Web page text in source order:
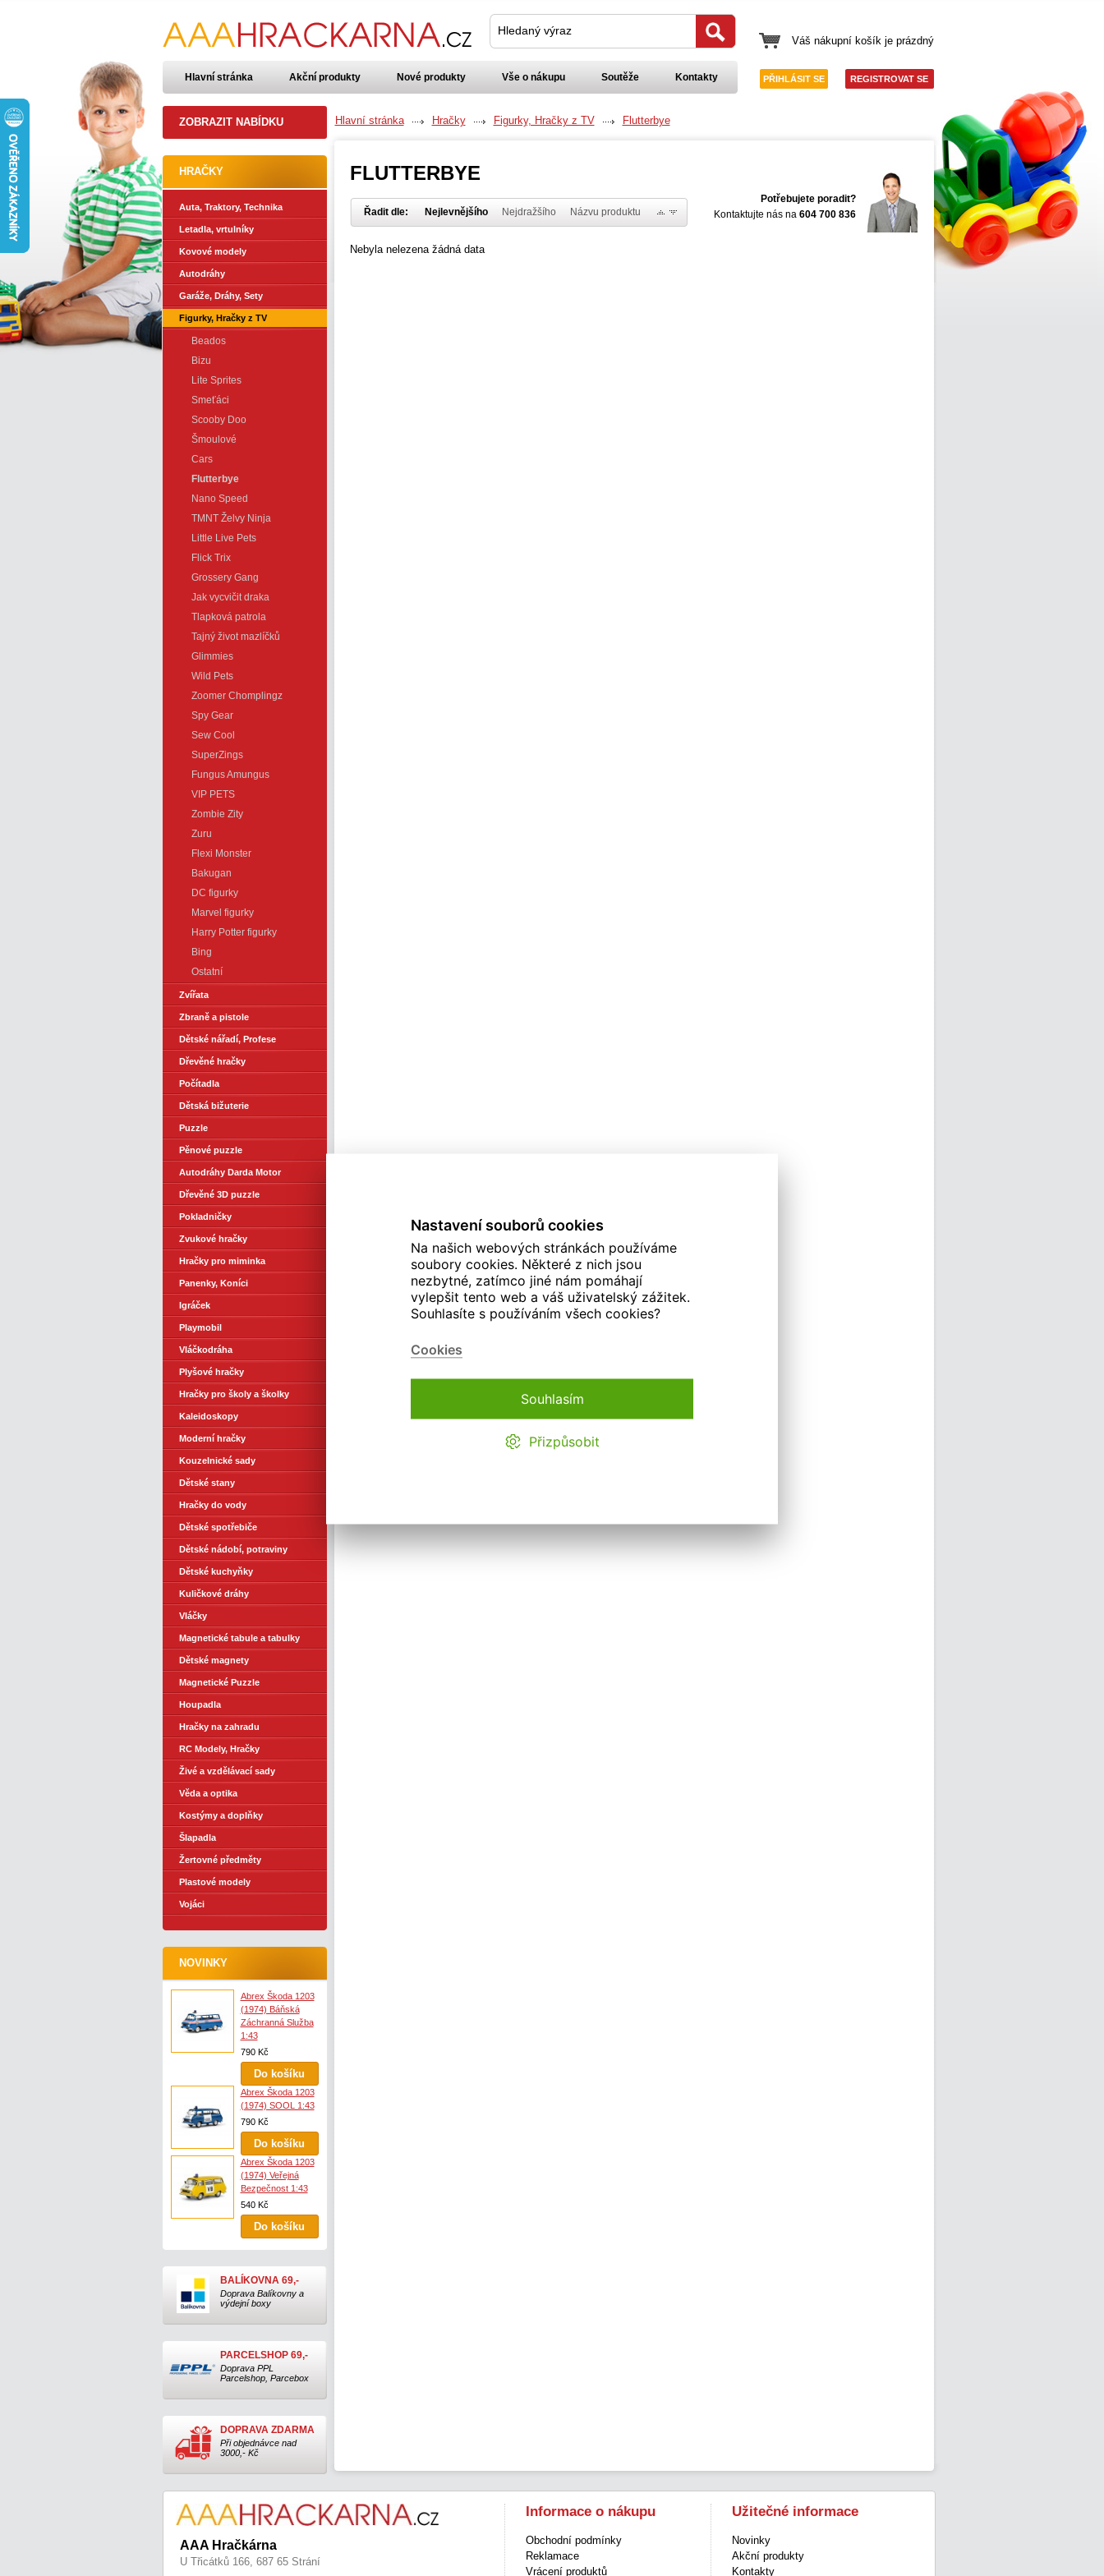
Hledaný výraz
Váš nákupní košík je prázdný
Hlavní stránka Akční produkty Nové produkty Vše o nákupu Soutěže Kontakty PŘIHLÁSIT SE REGISTROVAT SE
ZOBRAZIT NABÍDKU
HRAČKY
Auta, Traktory, Technika
Letadla, vrtulníky
Kovové modely
Autodráhy
Garáže, Dráhy, Sety
Figurky, Hračky z TV
Beados
Bizu
Lite Sprites
Smeťáci
Scooby Doo
Šmoulové
Cars
Flutterbye
Nano Speed
TMNT Želvy Ninja
Little Live Pets
Flick Trix
Grossery Gang
Jak vycvičit draka
Tlapková patrola
Tajný život mazlíčků
Glimmies
Wild Pets
Zoomer Chomplingz
Spy Gear
Sew Cool
SuperZings
Fungus Amungus
VIP PETS
Zombie Zity
Zuru
Flexi Monster
Bakugan
DC figurky
Marvel figurky
Harry Potter figurky
Bing
Ostatní
Zvířata
Zbraně a pistole
Dětské nářadí, Profese
Dřevěné hračky
Počítadla
Dětská bižuterie
Puzzle
Pěnové puzzle
Autodráhy Darda Motor
Dřevěné 3D puzzle
Pokladničky
Zvukové hračky
Hračky pro miminka
Panenky, Koníci
Igráček
Playmobil
Vláčkodráha
Plyšové hračky
Hračky pro školy a školky
Kaleidoskopy
Moderní hračky
Kouzelnické sady
Dětské stany
Hračky do vody
Dětské spotřebiče
Dětské nádobí, potraviny
Dětské kuchyňky
Kuličkové dráhy
Vláčky
Magnetické tabule a tabulky
Dětské magnety
Magnetické Puzzle
Houpadla
Hračky na zahradu
RC Modely, Hračky
Živé a vzdělávací sady
Věda a optika
Kostýmy a doplňky
Šlapadla
Žertovné předměty
Plastové modely
Vojáci
NOVINKY
Abrex Škoda 1203
(1974) Báňská
Záchranná Služba
1:43
790 Kč
Abrex Škoda 1203
(1974) SOOL 1:43
790 Kč
Abrex Škoda 1203
(1974) Veřejná
Bezpečnost 1:43
540 Kč
BALÍKOVNA 69,-
Doprava Balíkovny a
výdejní boxy
PARCELSHOP 69,-
Doprava PPL
Parcelshop, Parcebox
DOPRAVA ZDARMA
Při objednávce nad
3000,- Kč
Hlavní stránka Hračky Figurky, Hračky z TV Flutterbye
Potřebujete poradit?
Kontaktujte nás na 604 700 836
FLUTTERBYE
Řadit dle: Nejlevnějšího Nejdražšího Názvu produktu
Nebyla nelezena žádná data
AAA Hračkárna
U Třicátků 166, 687 65 Strání
Informace o nákupu
Obchodní podmínky
Reklamace
Vrácení produktů
Užitečné informace
Novinky
Akční produkty
Kontakty
Nastavení souborů cookies
Na našich webových stránkách používáme
soubory cookies. Některé z nich jsou
nezbytné, zatímco jiné nám pomáhají
vylepšit tento web a váš uživatelský zážitek.
Souhlasíte s používáním všech cookies?
Cookies
Souhlasím
Přizpůsobit